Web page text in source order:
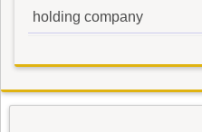
holding company